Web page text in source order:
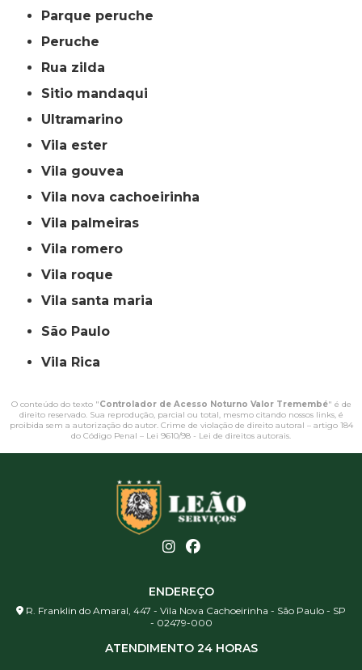
parque peruche
peruche
rua zilda
sitio mandaqui
ultramarino
vila ester
vila gouvea
vila nova cachoeirinha
vila palmeiras
vila romero
vila roque
vila santa maria
São Paulo
Vila Rica
O conteúdo do texto "Controlador de Acesso Noturno Valor Tremembé" é de
direito reservado. Sua reprodução, parcial ou total, mesmo citando nossos links, é
proibida sem a autorização do autor. Crime de violação de direito autoral – artigo 184
do Código Penal – Lei 9610/98 - Lei de direitos autorais
ENDEREÇO
R. Franklin do Amaral, 447 - Vila Nova Cachoeirinha - São Paulo - SP
- 02479-000
ATENDIMENTO 24 HORAS